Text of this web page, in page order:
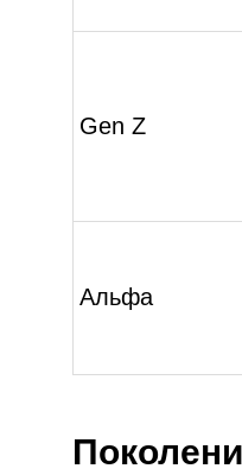
Gen Z
Альфа